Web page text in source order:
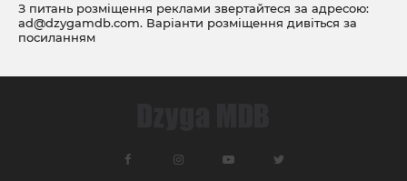
З питань розміщення реклами звертайтеся за адресою:
ad@dzygamdb.com. Варіанти розміщення дивіться за
посиланням